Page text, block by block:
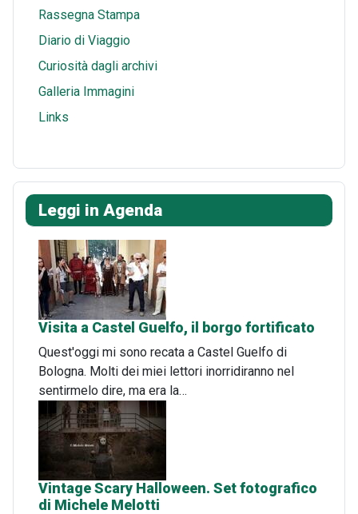
Rassegna Stampa
Diario di Viaggio
Curiosità dagli archivi
Galleria Immagini
Links
Leggi in Agenda
Visita a Castel Guelfo, il borgo fortificato
Quest'oggi mi sono recata a Castel Guelfo di
Bologna. Molti dei miei lettori inorridiranno nel
sentirmelo dire, ma era la…
Vintage Scary Halloween. Set fotografico
di Michele Melotti